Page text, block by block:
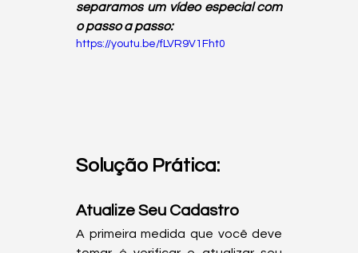
separamos um vídeo especial com
o passo a passo:
https://youtu.be/fLVR9V1Fht0
Solução Prática:
Atualize Seu Cadastro
A primeira medida que você deve